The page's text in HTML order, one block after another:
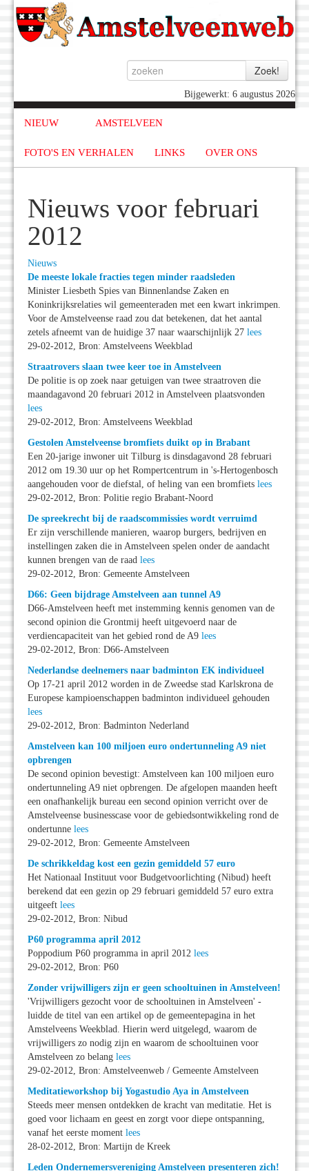
Bijgewerkt: 6 augustus 2026
NIEUW AMSTELVEEN
FOTO'S EN VERHALEN LINKS OVER ONS
Nieuws voor februari
2012
Nieuws
De meeste lokale fracties tegen minder raadsleden
Minister Liesbeth Spies van Binnenlandse Zaken en
Koninkrijksrelaties wil gemeenteraden met een kwart inkrimpen.
Voor de Amstelveense raad zou dat betekenen, dat het aantal
zetels afneemt van de huidige 37 naar waarschijnlijk 27 lees
29-02-2012, Bron: Amstelveens Weekblad
Straatrovers slaan twee keer toe in Amstelveen
De politie is op zoek naar getuigen van twee straatroven die
maandagavond 20 februari 2012 in Amstelveen plaatsvonden
lees
29-02-2012, Bron: Amstelveens Weekblad
Gestolen Amstelveense bromfiets duikt op in Brabant
Een 20-jarige inwoner uit Tilburg is dinsdagavond 28 februari
2012 om 19.30 uur op het Rompertcentrum in 's-Hertogenbosch
aangehouden voor de diefstal, of heling van een bromfiets lees
29-02-2012, Bron: Politie regio Brabant-Noord
De spreekrecht bij de raadscommissies wordt verruimd
Er zijn verschillende manieren, waarop burgers, bedrijven en
instellingen zaken die in Amstelveen spelen onder de aandacht
kunnen brengen van de raad lees
29-02-2012, Bron: Gemeente Amstelveen
D66: Geen bijdrage Amstelveen aan tunnel A9
D66-Amstelveen heeft met instemming kennis genomen van de
second opinion die Grontmij heeft uitgevoerd naar de
verdiencapaciteit van het gebied rond de A9 lees
29-02-2012, Bron: D66-Amstelveen
Nederlandse deelnemers naar badminton EK individueel
Op 17-21 april 2012 worden in de Zweedse stad Karlskrona de
Europese kampioenschappen badminton individueel gehouden
lees
29-02-2012, Bron: Badminton Nederland
Amstelveen kan 100 miljoen euro ondertunneling A9 niet
opbrengen
De second opinion bevestigt: Amstelveen kan 100 miljoen euro
ondertunneling A9 niet opbrengen. De afgelopen maanden heeft
een onafhankelijk bureau een second opinion verricht over de
Amstelveense businesscase voor de gebiedsontwikkeling rond de
ondertunne lees
29-02-2012, Bron: Gemeente Amstelveen
De schrikkeldag kost een gezin gemiddeld 57 euro
Het Nationaal Instituut voor Budgetvoorlichting (Nibud) heeft
berekend dat een gezin op 29 februari gemiddeld 57 euro extra
uitgeeft lees
29-02-2012, Bron: Nibud
P60 programma april 2012
Poppodium P60 programma in april 2012 lees
29-02-2012, Bron: P60
Zonder vrijwilligers zijn er geen schooltuinen in Amstelveen!
'Vrijwilligers gezocht voor de schooltuinen in Amstelveen' -
luidde de titel van een artikel op de gemeentepagina in het
Amstelveens Weekblad. Hierin werd uitgelegd, waarom de
vrijwilligers zo nodig zijn en waarom de schooltuinen voor
Amstelveen zo belang lees
29-02-2012, Bron: Amstelveenweb / Gemeente Amstelveen
Meditatieworkshop bij Yogastudio Aya in Amstelveen
Steeds meer mensen ontdekken de kracht van meditatie. Het is
goed voor lichaam en geest en zorgt voor diepe ontspanning,
vanaf het eerste moment lees
28-02-2012, Bron: Martijn de Kreek
Leden Ondernemersvereniging Amstelveen presenteren zich!